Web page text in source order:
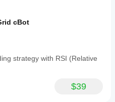
cBot
strategy with RSI (Relative
$39